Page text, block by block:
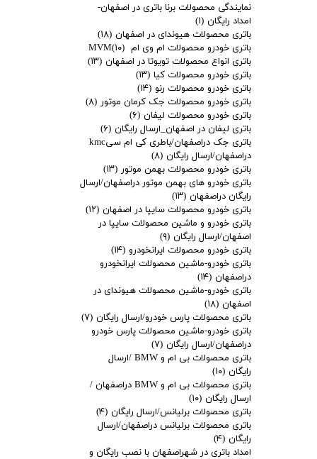
نمایندگی محصولات برنا باتری در اصفهان-
امداد رایگان (۱)
باتری محصولات هیوندای در اصفهان (۱۸)
باتری خودرو محصولات ام وی ام MVM (۱۰)
باتری انواع محصولات تویوتا در اصفهان (۱۳)
باتری خودرو محصولات کیا (۱۳)
باتری خودرو محصولات رنو (۱۴)
باتری خودرو محصولات جک کرمان موتور (۸)
باتری خودرو محصولات لیفان (۶)
باتری لیفان در اصفهان_ارسال رایگان (۶)
باتری جک دراصفهان/باطری کی ام سیkmc
دراصفهان/ارسال رایگان (۸)
باتری خودرو محصولات بهمن موتور (۱۳)
باتری خودرو های بهمن موتور دراصفهان/ارسال
رایگان دراصفهان (۱۳)
باتری خودرو محصولات سایپا در اصفهان (۱۲)
باتری خودرو و ماشین محصولات سایپا در
اصفهان/ارسال رایگان (۹)
باتری خودرو محصولات ایرانخودرو (۱۴)
باتری خودرو-ماشین محصولات ایرانخودرو
دراصفهان (۱۴)
باتری خودرو-ماشین محصولات هیوندای در
اصفهان (۱۸)
باتری محصولات پارس خودرو/ارسال رایگان (۷)
باتری خودرو-ماشین محصولات پارس خودرو
دراصفهان/ارسال رایگان (۷)
باتری محصولات بی ام و BMW /ارسال
رایگان (۱۰)
باتری محصولات بی ام و BMW دراصفهان /
ارسال رایگان (۱۰)
باتری محصولات برلیانس/ارسال رایگان (۴)
باتری محصولات برلیانس دراصفهان/ارسال
رایگان (۴)
امداد باتری در شهراصفهان با نصب رایگان و